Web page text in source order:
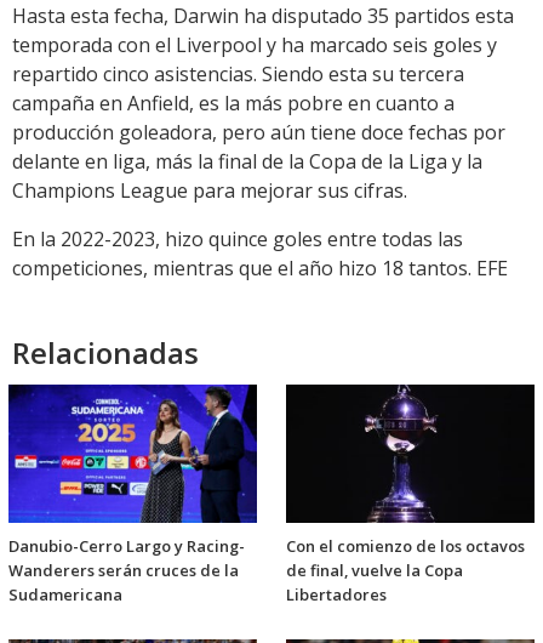
Hasta esta fecha, Darwin ha disputado 35 partidos esta
temporada con el Liverpool y ha marcado seis goles y
repartido cinco asistencias. Siendo esta su tercera
campaña en Anfield, es la más pobre en cuanto a
producción goleadora, pero aún tiene doce fechas por
delante en liga, más la final de la Copa de la Liga y la
Champions League para mejorar sus cifras.
En la 2022-2023, hizo quince goles entre todas las
competiciones, mientras que el año hizo 18 tantos. EFE
Relacionadas
Danubio-Cerro Largo y Racing-
Wanderers serán cruces de la
Sudamericana
Con el comienzo de los octavos
de final, vuelve la Copa
Libertadores